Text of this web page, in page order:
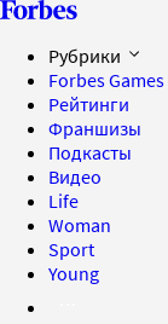
Рубрики
Forbes Games
Рейтинги
Франшизы
Подкасты
Видео
Life
Woman
Sport
Young